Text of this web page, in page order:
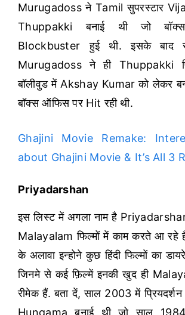
Murugadoss ने Tamil सुपरस्टार
Thuppakki बनाई थी जो
Blockbuster हुई थी.इसके बाद
Murugadoss ने ही Thuppakki
बॉलीवुड में Akshay Kumar को लेकर
बॉक्स ऑफिस पर Hit रही थी.
Ghajini Movie Remake:
about Ghajini Movie & It’s All 3
Priyadarshan
इस लिस्ट में अगला नाम है
Malayalam फिल्मों में काम करते आ रहे
के अलावा इन्होने कुछ हिंदी फिल्मों का
जिनमे से कई फ़िल्में इनकी खुद ही
रीमेक हैं.बता दें, साल 2003 में प्रियदर्शन
Hungama बनाई थी जो साल